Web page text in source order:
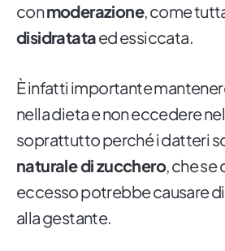
conmoderazione, come
disidratataed essiccata.
È infatti importante
nella dieta e non eccedere
soprattutto perché i datteri
naturale di zucchero, che se
eccesso potrebbe causare
alla gestante.